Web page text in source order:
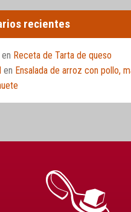
recientes
en Receta de Tarta de queso
en Ensalada de arroz con pollo,